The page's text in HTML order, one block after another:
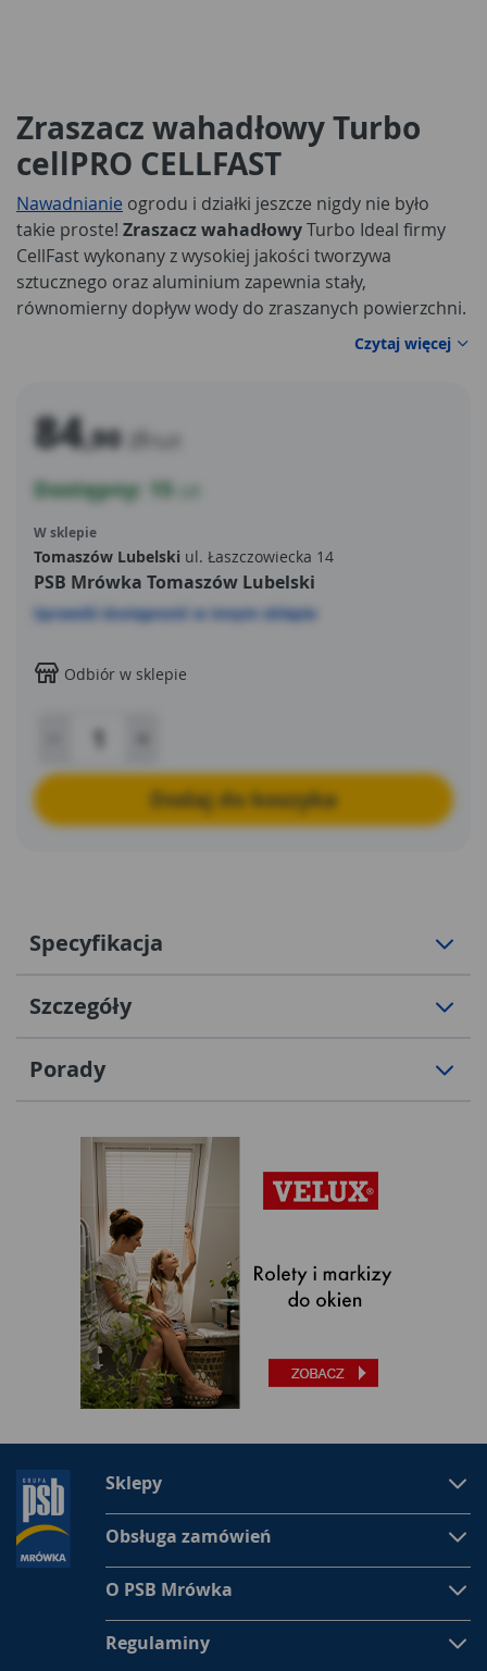
Zraszacz wahadłowy Turbo
cellPRO CELLFAST
Nawadnianie ogrodu i działki jeszcze nigdy nie było
takie proste! Zraszacz wahadłowyTurbo Ideal firmy
CellFast wykonany z wysokiej jakości tworzywa
sztucznego oraz aluminium zapewnia stały,
równomierny dopływ wody do zraszanych powierzchni.
Nadaje się do podlewania trawników, ogródkówCzytaj więcej
84,90 zł
Dostępny: 15
W sklepie
Tomaszów Lubelski ul. Łaszczowiecka 14
PSB Mrówka Tomaszów Lubelski
Sprawdź dostępność w innym sklepie
Odbiór w sklepie
Dodaj do koszyka
Specyfikacja
Szczegóły
Porady
Sklepy
Obsługa zamówień
O PSB Mrówka
Regulaminy